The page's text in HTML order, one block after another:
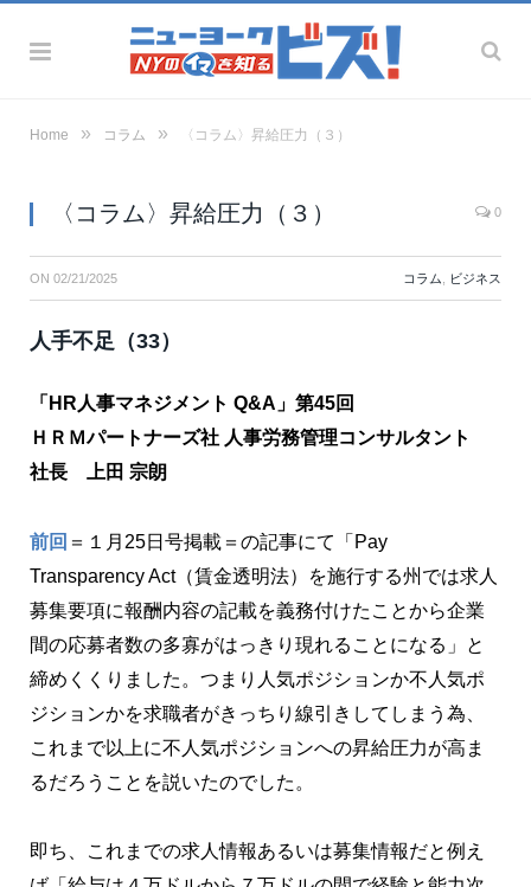
Home » コラム » 〈コラム〉昇給圧力（３）
〈コラム〉昇給圧力（３） 0
ON 02/21/2025 コラム ビジネス
人手不足（33）
「HR人事マネジメント Q&A」第45回
ＨＲＭパートナーズ社 人事労務管理コンサルタント
社長 上田 宗朗
前回 ＝１月25日号掲載＝の記事にて「Pay
Transparency Act（賃金透明法）を施行する州では求人
募集要項に報酬内容の記載を義務付けたことから企業
間の応募者数の多寡がはっきり現れることになる」と
締めくくりました。つまり人気ポジションか不人気ポ
ジションかを求職者がきっちり線引きしてしまう為、
これまで以上に不人気ポジションへの昇給圧力が高ま
るだろうことを説いたのでした。
即ち、これまでの求人情報あるいは募集情報だと例え